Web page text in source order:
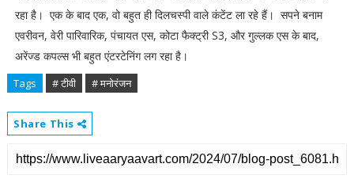
रहा है। एक के बाद एक, वो बहुत ही दिलचस्पी वाले कंटेंट ला रहे हैं। सपने बनाम
एवरीवन, वेरी पारिवारिक, पंचायत एस, कोटा फैक्ट्री S3, और गुल्लक एस के बाद,
अरेंज्ड कपल्स भी बहुत एंटरटेनिंग लग रहा है।
Tags # टीवी # मनोरंजन
Share This